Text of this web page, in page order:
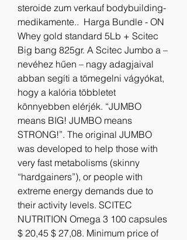
steroide zum verkauf bodybuilding-
medikamente..  Harga Bundle - ON
Whey gold standard 5Lb + Scitec
Big bang 825gr. A Scitec Jumbo a –
nevéhez hűen – nagy adagjaival
abban segíti a tömegelni vágyókat,
hogy a kalória többletet
könnyebben elérjék. “JUMBO
means BIG! JUMBO means
STRONG!”. The original JUMBO
was developed to help those with
very fast metabolisms (skinny
“hardgainers”), or people with
extreme energy demands due to
their activity levels. SCITEC
NUTRITION Omega 3 100 capsules
$ 20,45 $ 27,08. Minimum price of